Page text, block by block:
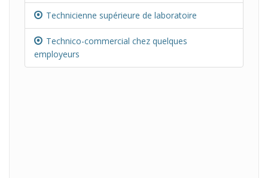
Technicienne supérieure de laboratoire
Technico-commercial chez quelques
employeurs